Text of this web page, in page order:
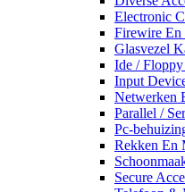
Electronic
Firewire En
Glasvezel
Ide / Floppy
Input
Netwerken
Parallel /
Pc-
Rekken En
Secure